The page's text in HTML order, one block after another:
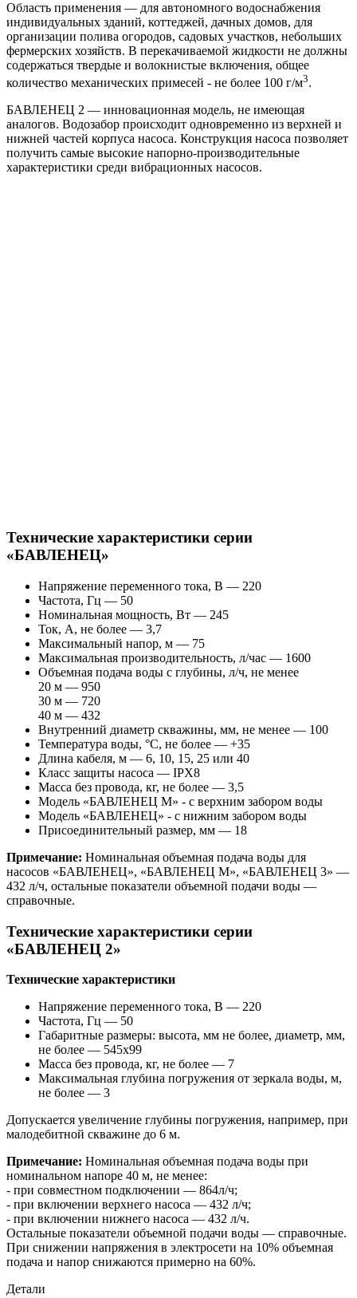
Область применения — для автономного водоснабжения
индивидуальных зданий, коттеджей, дачных домов, для
организации полива огородов, садовых участков, небольших
фермерских хозяйств. В перекачиваемой жидкости не должны
содержаться твердые и волокнистые включения, общее
количество механических примесей - не более 100 г/м3.
БАВЛЕНЕЦ 2 — инновационная модель, не имеющая
аналогов. Водозабор происходит одновременно из верхней и
нижней частей корпуса насоса. Конструкция насоса позволяет
получить самые высокие напорно-производительные
характеристики среди вибрационных насосов.
Технические характеристики серии
«БАВЛЕНЕЦ»
Напряжение переменного тока, В — 220
Частота, Гц — 50
Номинальная мощность, Вт — 245
Ток, А, не более — 3,7
Максимальный напор, м — 75
Максимальная производительность, л/час — 1600
Объемная подача воды с глубины, л/ч, не менее
20 м — 950
30 м — 720
40 м — 432
Внутренний диаметр скважины, мм, не менее — 100
Температура воды, °С, не более — +35
Длина кабеля, м — 6, 10, 15, 25 или 40
Класс защиты насоса — IPX8
Масса без провода, кг, не более — 3,5
Модель «БАВЛЕНЕЦ М» - с верхним забором воды
Модель «БАВЛЕНЕЦ» - с нижним забором воды
Присоединительный размер, мм — 18
Примечание: Номинальная объемная подача воды для
насосов «БАВЛЕНЕЦ», «БАВЛЕНЕЦ М», «БАВЛЕНЕЦ 3» —
432 л/ч, остальные показатели объемной подачи воды —
справочные.
Технические характеристики серии
«БАВЛЕНЕЦ 2»
Технические характеристики
Напряжение переменного тока, В — 220
Частота, Гц — 50
Габаритные размеры: высота, мм не более, диаметр, мм,
не более — 545x99
Масса без провода, кг, не более — 7
Максимальная глубина погружения от зеркала воды, м,
не более — 3
Допускается увеличение глубины погружения, например, при
малодебитной скважине до 6 м.
Примечание: Номинальная объемная подача воды при
номинальном напоре 40 м, не менее:
- при совместном подключении — 864л/ч;
- при включении верхнего насоса — 432 л/ч;
- при включении нижнего насоса — 432 л/ч.
Остальные показатели объемной подачи воды — справочные.
При снижении напряжения в электросети на 10% объемная
подача и напор снижаются примерно на 60%.
Детали